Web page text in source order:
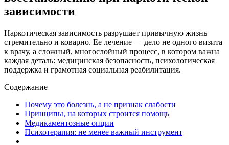
зависимости
Наркотическая зависимость разрушает привычную жизнь
стремительно и коварно. Ее лечение — дело не одного визита
к врачу, а сложный, многослойный процесс, в котором важна
каждая деталь: медицинская безопасность, психологическая
поддержка и грамотная социальная реабилитация.
Содержание
Почему это болезнь, а не признак слабости
Принципы, на которых строится помощь
Медикаментозные опции
Психотерапия: не менее важный инструмент